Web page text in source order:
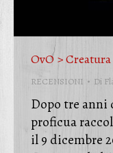
OvO > Creatura
RECENSIONI Di
Dopo tre anni
proficua
il 9 dicembre